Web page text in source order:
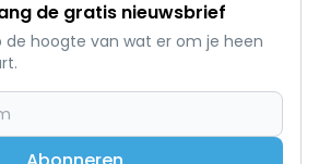
de gratis nieuwsbrief
de hoogte van wat er om je heen